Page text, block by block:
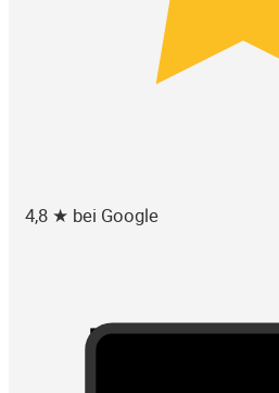
4,8 ★ bei Google